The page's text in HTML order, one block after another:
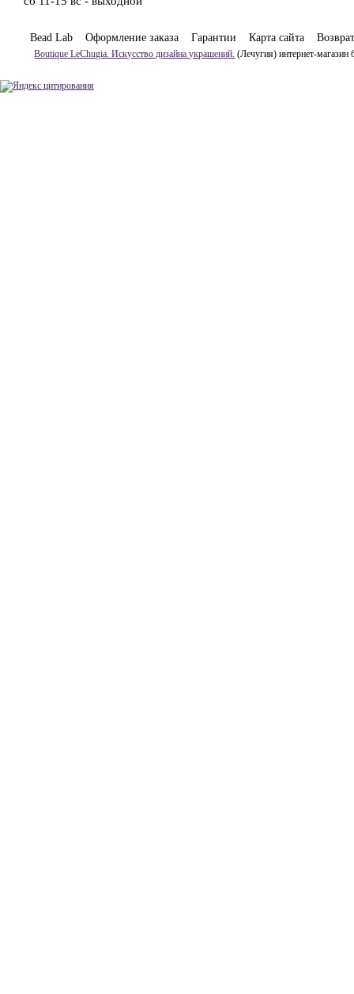
Bead Lab Оформление заказа Гарантии Карта сайта Возврат
Boutique LeChugia. Искусство дизайна украшений. (Лечугия) интернет-